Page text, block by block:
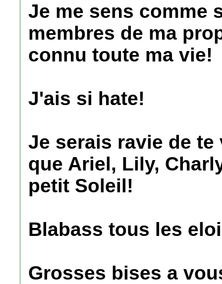
Je me sens comme
membres de ma
connu toute ma vie!
J'ais si hate!
Je serais ravie de
que Ariel, Lily,
petit Soleil!
Blabass tous les
Grosses bises a